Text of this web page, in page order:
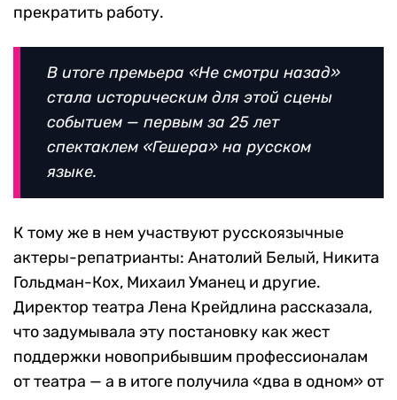
прекратить работу.
В итоге премьера «Не смотри назад»
стала историческим для этой сцены
событием — первым за 25 лет
спектаклем «Гешера» на русском
языке.
К тому же в нем участвуют русскоязычные
актеры-репатрианты: Анатолий Белый, Никита
Гольдман-Кох, Михаил Уманец и другие.
Директор театра Лена Крейдлина рассказала,
что задумывала эту постановку как жест
поддержки новоприбывшим профессионалам
от театра — а в итоге получила «два в одном» от